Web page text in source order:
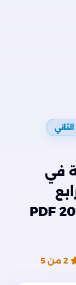
الثاني
في
الابتدائي الترم الثاني 2025 PDF
2 من 5